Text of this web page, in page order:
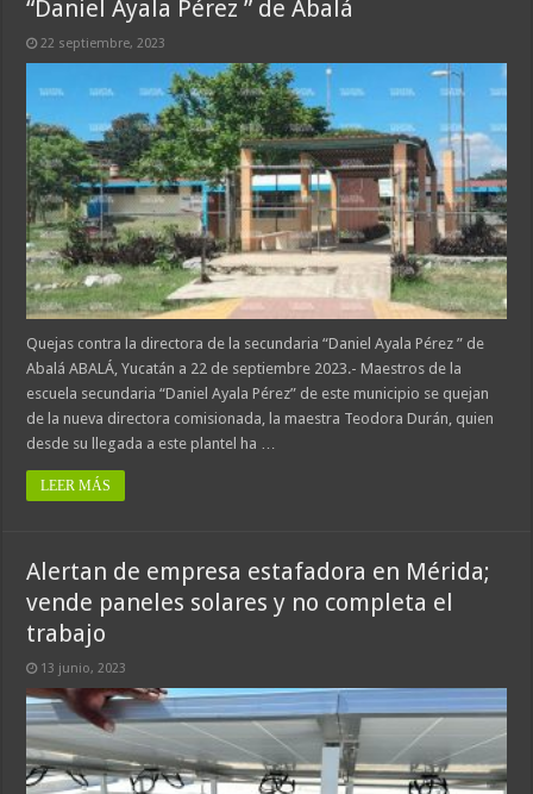
“Daniel Ayala Pérez ” de Abalá
22 septiembre, 2023
Quejas contra la directora de la secundaria “Daniel Ayala Pérez ” de
Abalá ABALÁ, Yucatán a 22 de septiembre 2023.- Maestros de la
escuela secundaria “Daniel Ayala Pérez” de este municipio se quejan
de la nueva directora comisionada, la maestra Teodora Durán, quien
desde su llegada a este plantel ha …
LEER MÁS
Alertan de empresa estafadora en Mérida;
vende paneles solares y no completa el
trabajo
13 junio, 2023